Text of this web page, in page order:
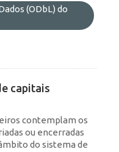
(ODbL) do
capitais
contemplam os
ou encerradas
do sistema de